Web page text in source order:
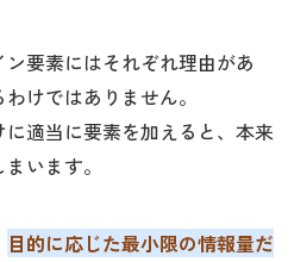
要素にはそれぞれ理由があ
けではありません。
適当に要素を加えると、本来
います。
目的に応じた最小限の情報量だ